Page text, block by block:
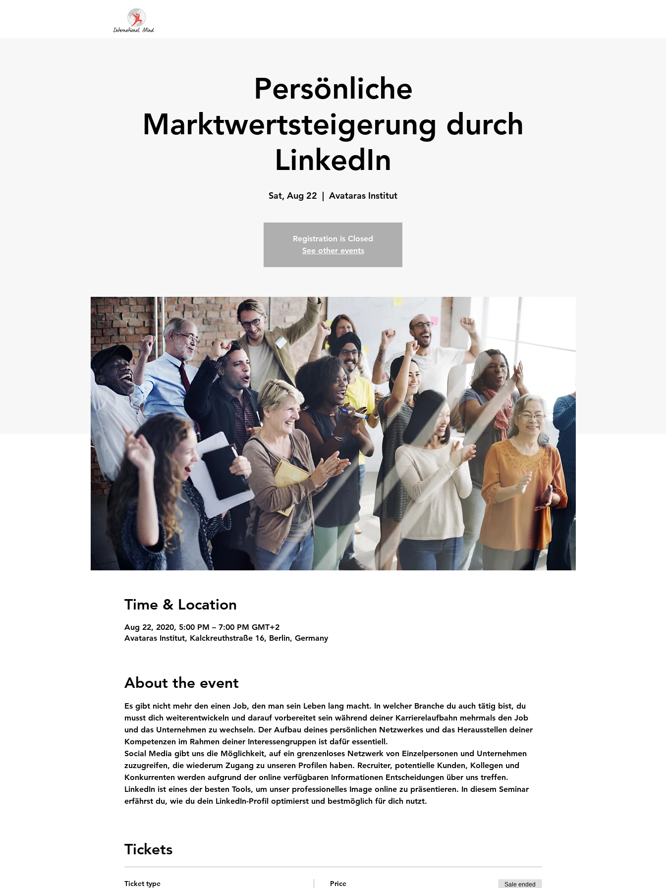
Persönliche
Marktwertsteigerung durch
LinkedIn
Sat, Aug 22
  |
Avataras Institut
Registration is Closed
See other events
Time & Location
Aug 22, 2020, 5:00 PM – 7:00 PM GMT+2
Avataras Institut, Kalckreuthstraße 16, Berlin, Germany
About the event
Es gibt nicht mehr den einen Job, den man sein Leben lang macht. In welcher Branche du auch tätig bist, du
musst dich weiterentwickeln und darauf vorbereitet sein während deiner Karrierelaufbahn mehrmals den Job
und das Unternehmen zu wechseln. Der Aufbau deines persönlichen Netzwerkes und das Herausstellen deiner
Social Media gibt uns die Möglichkeit, auf ein grenzenloses Netzwerk von Einzelpersonen und Unternehmen
zuzugreifen, die wiederum Zugang zu unseren Profilen haben. Recruiter, potentielle Kunden, Kollegen und
Konkurrenten werden aufgrund der online verfügbaren Informationen Entscheidungen über uns treffen.
LinkedIn ist eines der besten Tools, um unser professionelles Image online zu präsentieren. In diesem Seminar
erfährst du, wie du dein LinkedIn-Profil optimierst und bestmöglich für dich nutzt.
Tickets
Ticket type Price Sale ended